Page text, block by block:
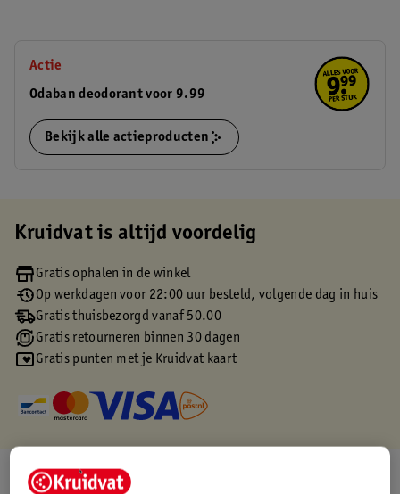
Actie
Odaban deodorant voor 9.99
Bekijk alle actieproducten
Kruidvat is altijd voordelig
Gratis ophalen in de winkel
Op werkdagen voor 22:00 uur besteld, volgende dag in huis
Gratis thuisbezorgd vanaf 50.00
Gratis retourneren binnen 30 dagen
Gratis punten met je Kruidvat kaart
Over dit product